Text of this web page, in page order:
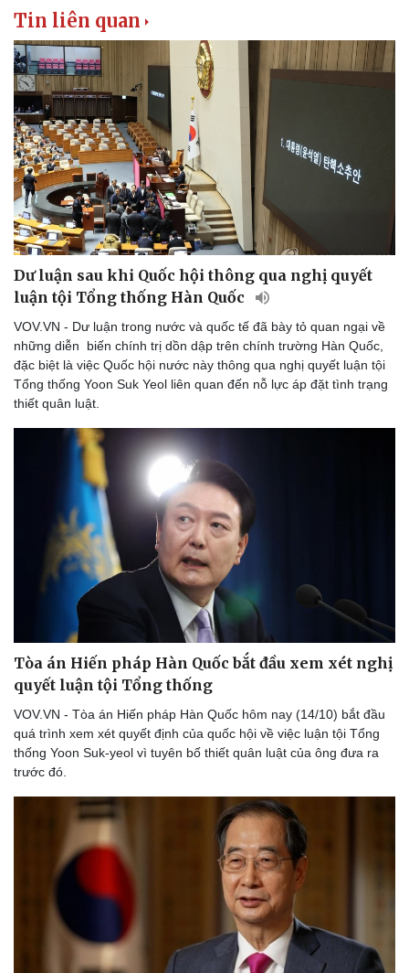
Tin liên quan
Dư luận sau khi Quốc hội thông qua nghị quyết
luận tội Tổng thống Hàn Quốc
VOV.VN - Dư luận trong nước và quốc tế đã bày tỏ quan ngại về
những diễn biến chính trị dồn dập trên chính trường Hàn Quốc,
đặc biệt là việc Quốc hội nước này thông qua nghị quyết luận tội
Tổng thống Yoon Suk Yeol liên quan đến nỗ lực áp đặt tình trạng
thiết quân luật.
Tòa án Hiến pháp Hàn Quốc bắt đầu xem xét nghị
quyết luận tội Tổng thống
VOV.VN - Tòa án Hiến pháp Hàn Quốc hôm nay (14/10) bắt đầu
quá trình xem xét quyết định của quốc hội về việc luận tội Tổng
thống Yoon Suk-yeol vì tuyên bố thiết quân luật của ông đưa ra
trước đó.